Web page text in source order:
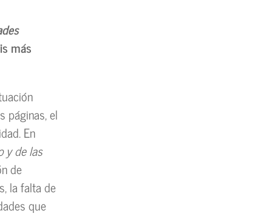
más
páginas, el
En
y de las
de
la falta de
que